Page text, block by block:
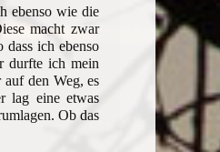
ebenso wie die
macht zwar
ich ebenso
durfte ich mein
den Weg, es
lag eine etwas
Ob das